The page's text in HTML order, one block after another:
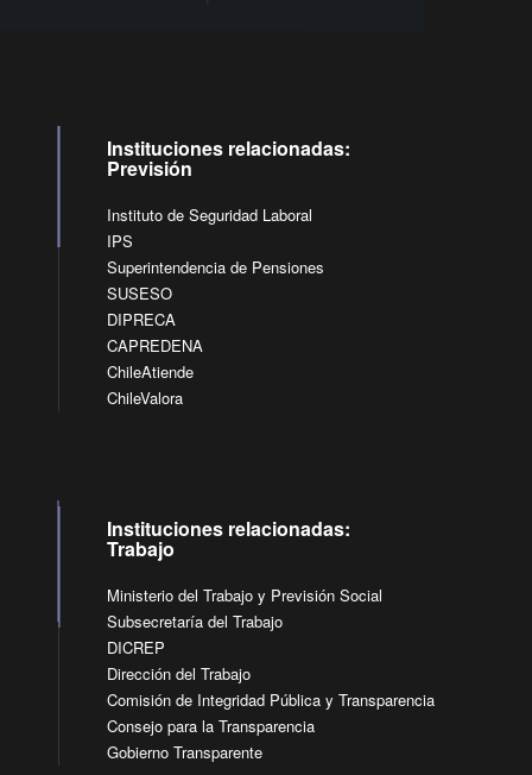
Instituciones relacionadas:
Previsión
Instituto de Seguridad Laboral
IPS
Superintendencia de Pensiones
SUSESO
DIPRECA
CAPREDENA
ChileAtiende
ChileValora
Instituciones relacionadas:
Trabajo
Ministerio del Trabajo y Previsión Social
Subsecretaría del Trabajo
DICREP
Dirección del Trabajo
Comisión de Integridad Pública y Transparencia
Consejo para la Transparencia
Gobierno Transparente